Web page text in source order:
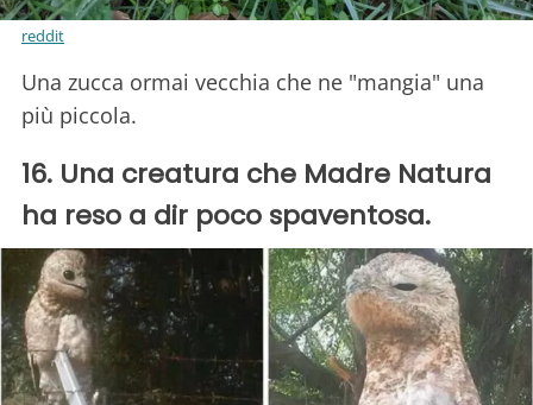
reddit
Una zucca ormai vecchia che ne "mangia" una
più piccola.
16. Una creatura che Madre Natura
ha reso a dir poco spaventosa.